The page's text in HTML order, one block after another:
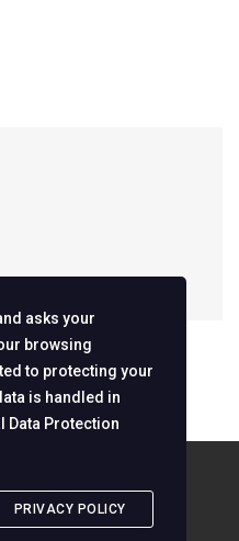
asks your
browsing
to protecting your
is handled in
Data Protection
PRIVACY POLICY